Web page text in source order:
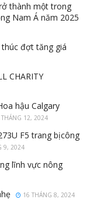
thành một trong
Nam Á năm 2025
đợt tăng giá
CHARITY
hậu Calgary
12, 2024
F5 trang bịcông
9, 2024
lĩnh vực nông
16 THÁNG 8, 2024